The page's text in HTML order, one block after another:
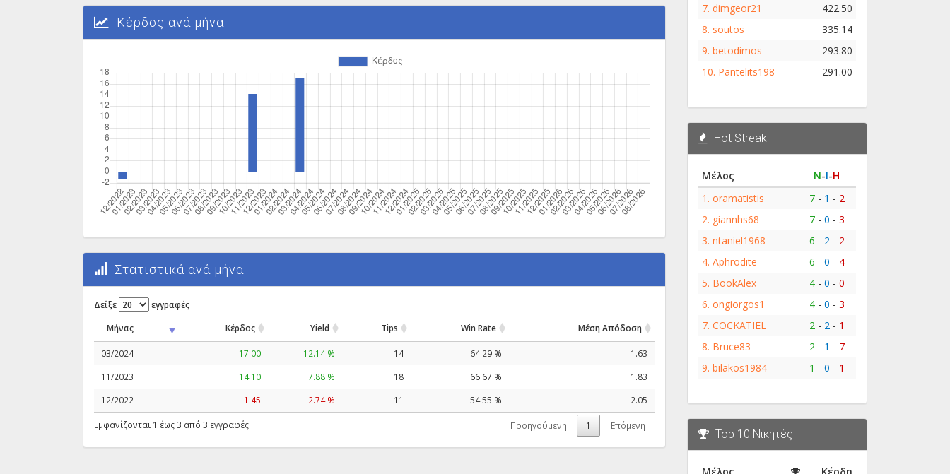
Κέρδος ανά μήνα
Στατιστικά ανά μήνα
Δείξε εγγραφές
Μήνας Κέρδος Yield Tips Win Rate Μέση Απόδοση
03/2024 17.00 12.14 % 14 64.29 % 1.63
11/2023 14.10 7.88 % 18 66.67 % 1.83
12/2022 -1.45 -2.74 % 11 54.55 % 2.05
Εμφανίζονται 1 έως 3 από 3 εγγραφές Προηγούμενη 1 Επόμενη
7. dimgeor21
422.50
8. soutos
335.14
9. betodimos
293.80
10. Pantelits198 291.00
Hot Streak
Μέλος Ν-Ι-Η
1. oramatistis 7- 1 - 2
2. giannhs68 7- 0 - 3
3. ntaniel1968 6 - 2- 2
4. Aphrodite 6 - 0 - 4
5. BookAlex 4- 0 - 0
6. ongiorgos1 4- 0 - 3
7. COCKATIEL 2- 2- 1
8. Bruce83 2- 1 - 7
9. bilakos1984 1 - 0 - 1
Top 10 Νικητές